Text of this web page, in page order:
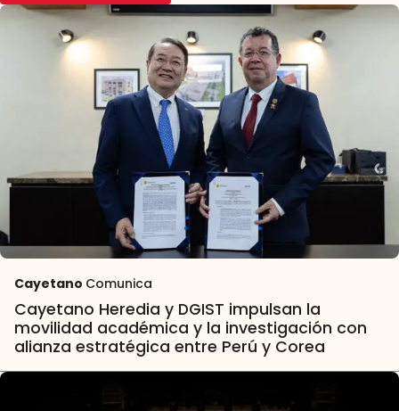
Cayetano Comunica
Cayetano Heredia y DGIST impulsan la
movilidad académica y la investigación con
alianza estratégica entre Perú y Corea
pertenece a estos últimos. Cada […]